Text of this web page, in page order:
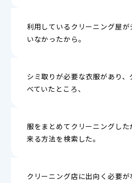
利用しているクリーニング屋が
いなかったから。
シミ取りが必要な衣服があり
べていたところ、
服をまとめてクリーニングし
来る方法を検索した。
クリーニング店に出向く必要が